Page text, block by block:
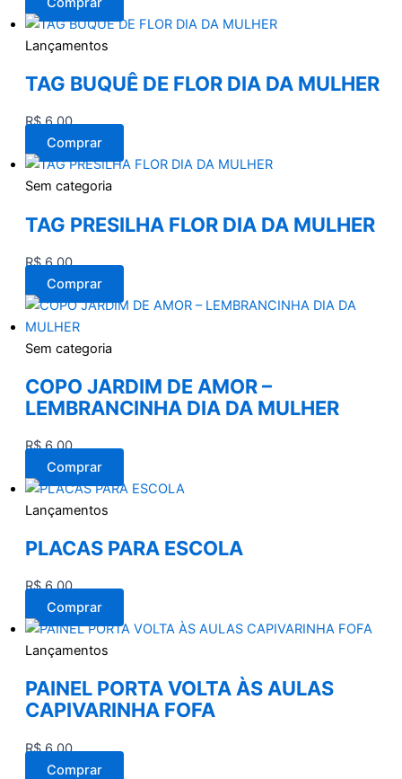
Lançamentos
TAG BUQUÊ DE FLOR DIA DA MULHER
R$6,00
Comprar
Sem categoria
TAG PRESILHA FLOR DIA DA MULHER
R$6,00
Comprar
Sem categoria
COPO JARDIM DE AMOR –
LEMBRANCINHA DIA DA MULHER
R$6,00
Comprar
Lançamentos
PLACAS PARA ESCOLA
R$6,00
Comprar
Lançamentos
PAINEL PORTA VOLTA ÀS AULAS
CAPIVARINHA FOFA
R$6,00
Comprar